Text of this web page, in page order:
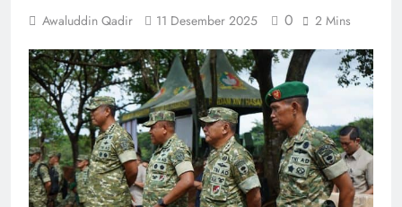
Awaluddin Qadir 11 Desember 2025 0 2 Mins